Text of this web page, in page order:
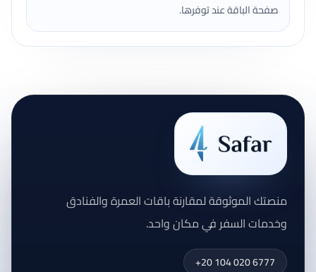
صفحة الباقة عند توفرها.
منصتك الموثوقة لمقارنة باقات العمرة والفنادق
وخدمات السفر في مكان واحد.
+20 104 020 6777